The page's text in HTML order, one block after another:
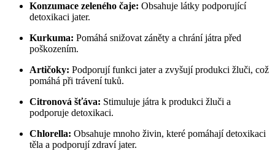
Konzumace zeleného čaje: Obsahuje látky podporující
detoxikaci jater.
Kurkuma: Pomáhá snižovat záněty a chrání játra před
poškozením.
Artičoky: Podporují funkci jater a zvyšují produkci žluči, což
pomáhá při trávení tuků.
Citronová šťáva: Stimuluje játra k produkci žluči a
podporuje detoxikaci.
Chlorella: Obsahuje mnoho živin, které pomáhají detoxikaci
těla a podporují zdraví jater.